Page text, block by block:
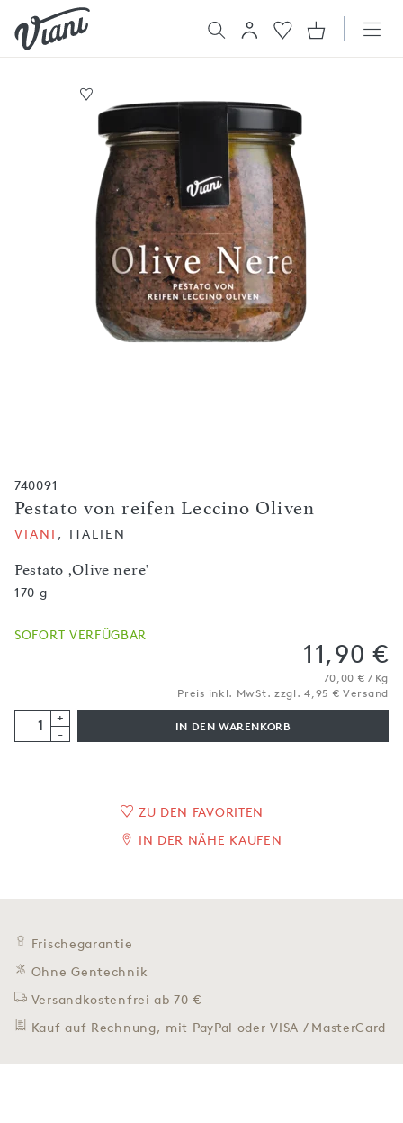
740091
Pestato von reifen Leccino Oliven
Pestato ,Olive nere'
VIANI , ITALIEN
170 g
SOFORT VERFÜGBAR
11,90 €
70,00 € / Kg
Preis inkl. MwSt. zzgl. 4,95 € Versand
+
-
IN DEN WARENKORB
ZU DEN FAVORITEN
IN DER NÄHE KAUFEN
Frischegarantie
Ohne Gentechnik
Versandkostenfrei ab 70 €
Kauf auf Rechnung, mit PayPal oder VISA / MasterCard